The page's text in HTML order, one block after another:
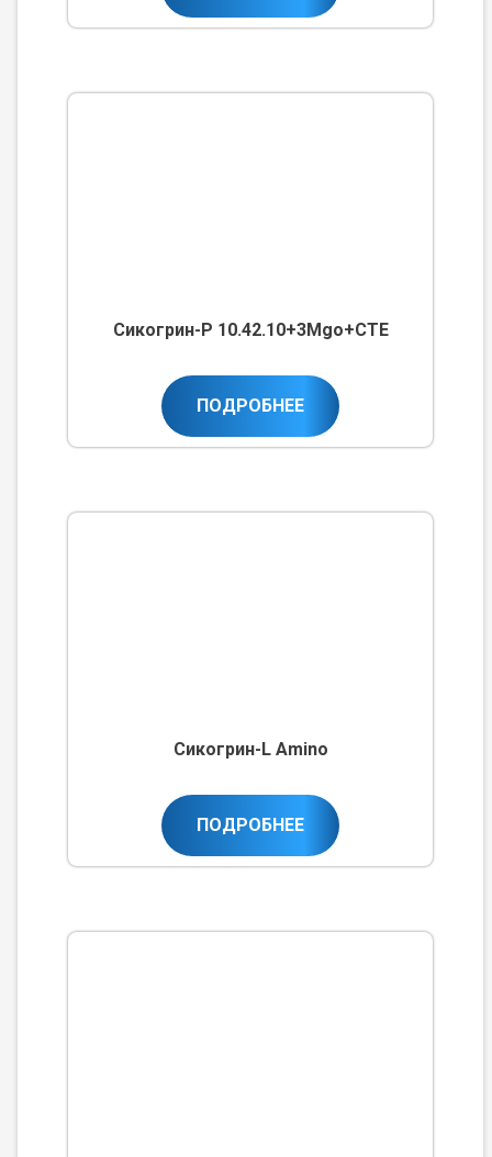
Сикогрин-Р 10.42.10+3Мgo+CTE
ПОДРОБНЕЕ
Сикогрин-L Amino
ПОДРОБНЕЕ